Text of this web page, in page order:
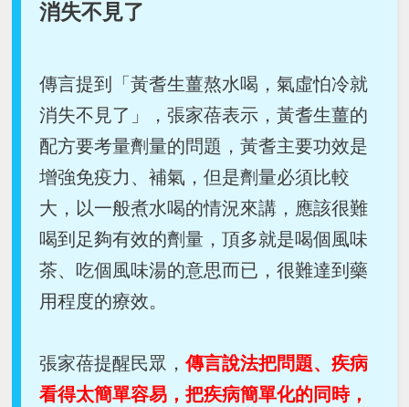
消失不見了
傳言提到「黃耆生薑熬水喝，氣虛怕冷就
消失不見了」，張家蓓表示，黃耆生薑的
配方要考量劑量的問題，黃耆主要功效是
增強免疫力、補氣，但是劑量必須比較
大，以一般煮水喝的情況來講，應該很難
喝到足夠有效的劑量，頂多就是喝個風味
茶、吃個風味湯的意思而已，很難達到藥
用程度的療效。
張家蓓提醒民眾，傳言說法把問題、疾病
看得太簡單容易，把疾病簡單化的同時，